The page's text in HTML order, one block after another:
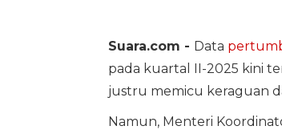
Suara.com - Data
pada kuartal II-2025 kini
justru memicu keraguan
Namun, Menteri